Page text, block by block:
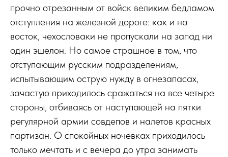
прочно отрезанным от войск великим бедламом
отступления на железной дороге: как и на
восток, чехословаки не пропускали на запад ни
один эшелон. Но самое страшное в том, что
отступающим русским подразделениям,
испытывающим острую нужду в огнезапасах,
зачастую приходилось сражаться на все четыре
стороны, отбиваясь от наступающей на пятки
регулярной армии совдепов и налетов красных
партизан. О спокойных ночевках приходилось
только мечтать и с вечера до утра занимать